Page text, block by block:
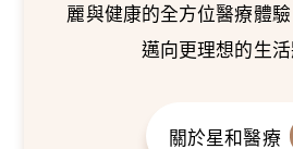
麗與健康的全方位醫療體
邁向更理想的生活
關於星和醫療